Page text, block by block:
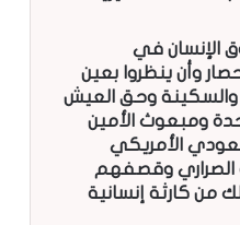
الإنسان في
وأن ينظروا بعين
والسكينة وحق العيش
ومبعوث الأمين
الأمريكي
الصراري وقصفهم
من كارثة إنسانية